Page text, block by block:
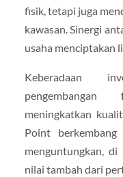
fisik, tetapi juga
kawasan. Sinergi
usaha menciptakan
Keberadaan
meningkatkan
Point
menguntungkan,
nilai tambah dari